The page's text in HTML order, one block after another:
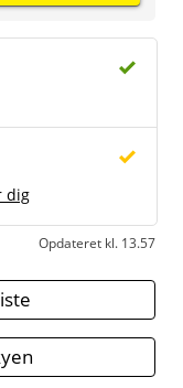
dig
Opdateret kl. 13.57